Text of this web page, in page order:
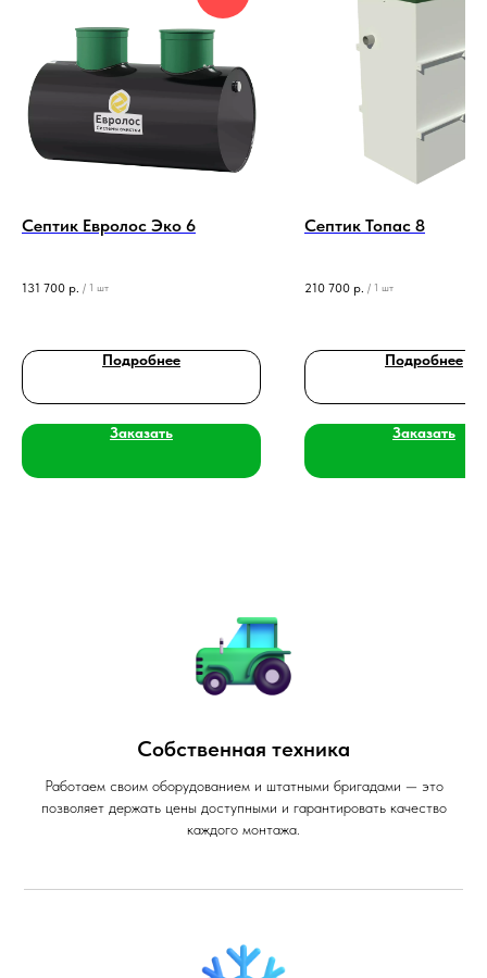
Септик Евролос Эко 6
131 700 р. / 1 шт
Подробнее
Заказать
Септик Топас 8
210 700 р. / 1 шт
Подробнее
Заказать
Собственная техника
Работаем своим оборудованием и штатными бригадами — это
позволяет держать цены доступными и гарантировать качество
каждого монтажа.